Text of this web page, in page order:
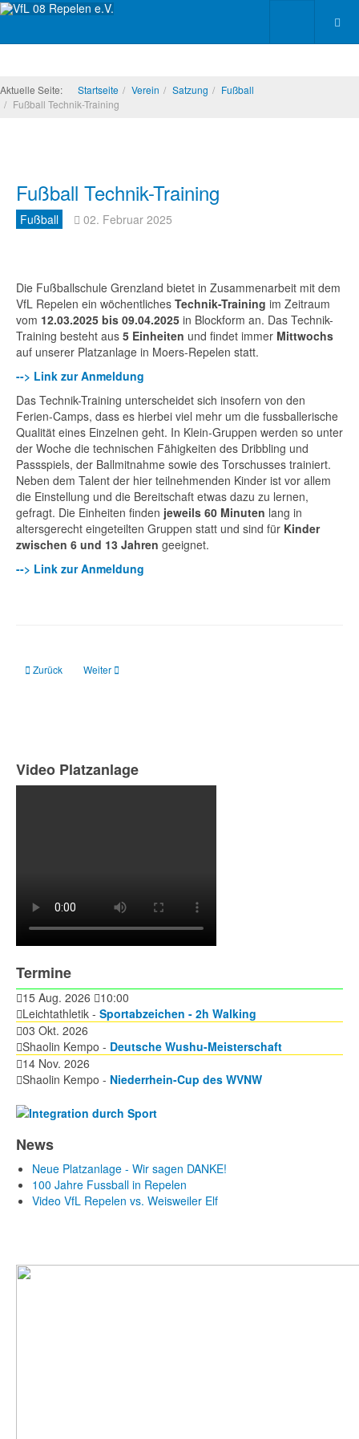
Aktuelle Seite: Startseite Verein Satzung
Fußball
Fußball Technik-Training
Fußball Technik-Training
Fußball 02. Februar 2025
Die Fußballschule Grenzland bietet in Zusammenarbeit mit dem
VfL Repelen ein wöchentliches Technik-Training im Zeitraum
vom 12.03.2025 bis 09.04.2025 in Blockform an. Das Technik-
Training besteht aus 5 Einheiten und findet immer Mittwochs
auf unserer Platzanlage in Moers-Repelen statt.
--> Link zur Anmeldung
Das Technik-Training unterscheidet sich insofern von den
Ferien-Camps, dass es hierbei viel mehr um die fussballerische
Qualität eines Einzelnen geht. In Klein-Gruppen werden so unter
der Woche die technischen Fähigkeiten des Dribbling und
Passspiels, der Ballmitnahme sowie des Torschusses trainiert.
Neben dem Talent der hier teilnehmenden Kinder ist vor allem
die Einstellung und die Bereitschaft etwas dazu zu lernen,
gefragt. Die Einheiten finden jeweils 60 Minuten lang in
altersgerecht eingeteilten Gruppen statt und sind für Kinder
zwischen 6 und 13 Jahren geeignet.
--> Link zur Anmeldung
Vorheriger Beitrag: Video VfL Repelen vs. Weisweiler Elf
Zurück Nächster Beitrag: Fußball Ostercamp 2025 beim VfL Repelen
Weiter
Video Platzanlage
Termine
15 Aug. 2026
10:00
Leichtathletik - Sportabzeichen - 2h Walking
03 Okt. 2026
Shaolin Kempo - Deutsche Wushu-Meisterschaft
14 Nov. 2026
Shaolin Kempo - Niederrhein-Cup des WVNW
News
Neue Platzanlage - Wir sagen DANKE!
100 Jahre Fussball in Repelen
Video VfL Repelen vs. Weisweiler Elf